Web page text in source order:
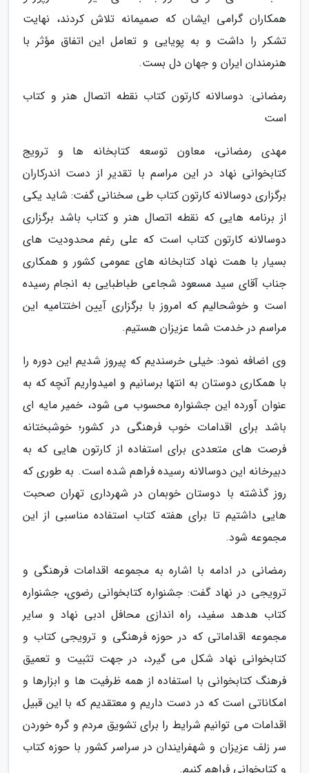
همکاران گرامی ایشان که صمیمانه تلاش کردند، نهایت
تشکر را داشت و به پویایی و تعامل این اتفاق مؤثر با
هنرمندان ایران و جهان دل بست.
رمضانی: دوسالانه کارتون کتاب نقطه اتصال هنر و کتاب
است
مهدی رمضانی، معاون توسعه کتابخانه ها و ترویج
کتابخوانی نهاد در این مراسم با تقدیر از دست اندرکاران
برگزاری دوسالانه کارتون کتاب طی سخنانی گفت: شاید یکی
از برنامه هایی که نقطه اتصال هنر و کتاب باشد برگزاری
دوسالانه کارتون کتاب است که علی رغم محدودیت های
بسیار با همت نهاد کتابخانه های عمومی کشور و همکاری
جناب آقای سید مسعود شجاعی طباطبایی به انجام رسیده
است و خوشحالیم که امروز با برگزاری آیین اختتامیه این
مراسم در خدمت شما عزیزان هستیم.
وی اضافه نمود: خیلی خرسندیم که پیروز شدیم این دوره را
با همکاری دوستان به انتها برسانیم و امیدواریم آنچه که به
عنوان آورده این جشنواره محسوب می شود، خمیر مایه ای
باشد برای اقدامات خوب فرهنگی در کشور؛ خوشبختانه
فرصت های متعددی برای استفاده از کارتون هایی که به
دبیرخانه این دوسالانه رسیده فراهم شده است. به طوری که
روز گذشته با دوستان خوبمان در شهرداری تهران صحبت
هایی داشتیم تا برای هفته کتاب استفاده مناسبی از این
مجموعه شود.
رمضانی در ادامه با اشاره به مجموعه اقدامات فرهنگی و
ترویجی در نهاد گفت: جشنواره کتابخوانی رضوی، جشنواره
کتاب هدهد سفید، راه اندازی محافل ادبی نهاد و سایر
مجموعه اقداماتی که در حوزه فرهنگی و ترویجی کتاب و
کتابخوانی نهاد شکل می گیرد، در جهت تثبیت و تعمیق
فرهنگ کتابخوانی با استفاده از همه ظرفیت ها و ابزارها و
امکاناتی است که در دست داریم و معتقدیم که با این قبیل
اقدامات می توانیم شرایط را برای تشویق مردم و گره خوردن
سر زلف عزیزان و شهفرایندان در سراسر کشور با حوزه کتاب
و کتابخوانی فراهم کنیم.